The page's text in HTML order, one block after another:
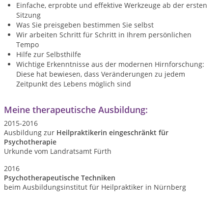
Einfache, erprobte und effektive Werkzeuge ab der ersten
Sitzung
Was Sie preisgeben bestimmen Sie selbst
Wir arbeiten Schritt für Schritt in Ihrem persönlichen
Tempo
Hilfe zur Selbsthilfe
Wichtige Erkenntnisse aus der modernen Hirnforschung:
Diese hat bewiesen, dass Veränderungen zu jedem
Zeitpunkt des Lebens möglich sind
Meine therapeutische Ausbildung:
2015-2016
Ausbildung zur Heilpraktikerin eingeschränkt für
Psychotherapie
Urkunde vom Landratsamt Fürth
2016
Psychotherapeutische Techniken
beim Ausbildungsinstitut für Heilpraktiker in Nürnberg